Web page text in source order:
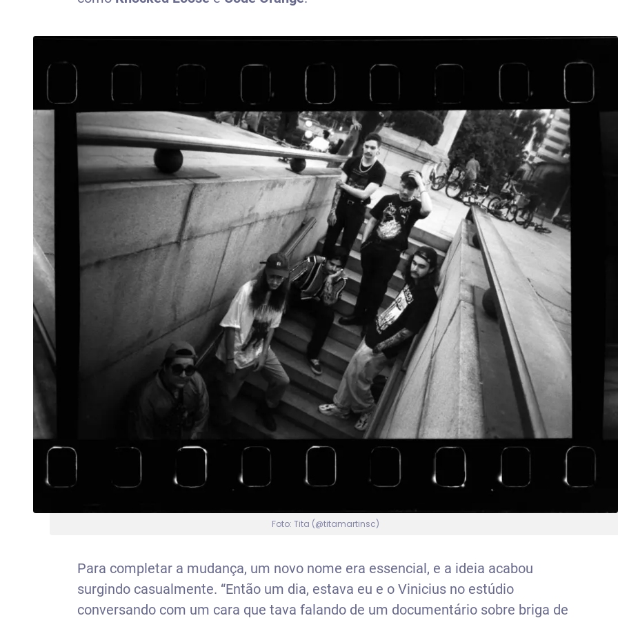
Foto: Tita (@titamartinsc)
Para completar a mudança, um novo nome era essencial, e a ideia acabou
surgindo casualmente. “Então um dia, estava eu e o Vinicius no estúdio
conversando com um cara que tava falando de um documentário sobre briga de